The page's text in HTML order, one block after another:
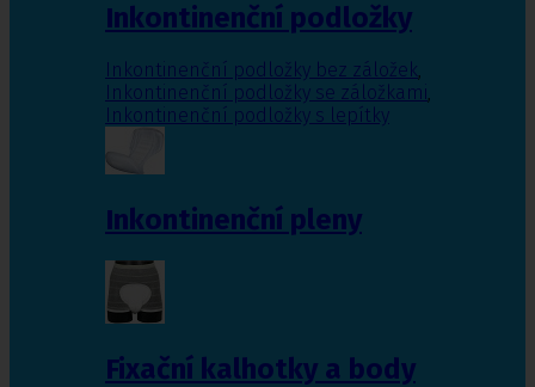
Inkontinenční podložky
Inkontinenční podložky bez záložek,
Inkontinenční podložky se záložkami,
Inkontinenční podložky s lepítky
Inkontinenční pleny
Fixační kalhotky a body